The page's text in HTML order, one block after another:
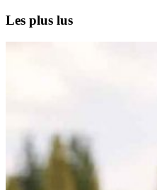
Les plus lus